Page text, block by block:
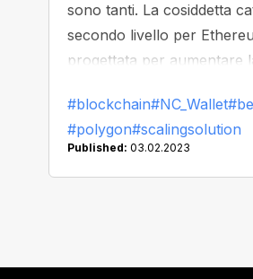
sono tanti. La cosiddetta
secondo livello per
progettata per aumentare
mantenere la sicurezza a
Ethereum. Scopriamo
#blockchain#NC_Wallet
#polygon#scalingsolution
Published: 03.02.2023